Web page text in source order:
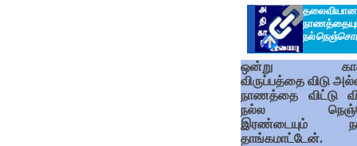
நல்
ஒன்று
விருப்பத்தை விடு
நாணத்தை விட்டு
நல்ல
இரண்டையும்
தாங்கமாட்டேன்.